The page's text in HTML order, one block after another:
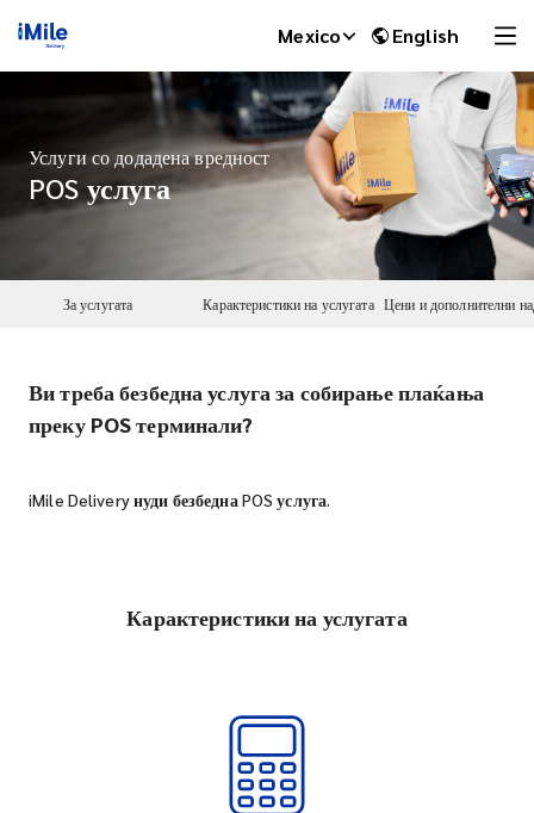
Mexico English
Услуги со додадена вредност
POS услуга
За услугата Карактеристики на услугата
Ви треба безбедна услуга за собирање плаќања
преку POS терминали?
iMile Delivery нуди безбедна POS услуга.
Карактеристики на услугата
iMile Chat